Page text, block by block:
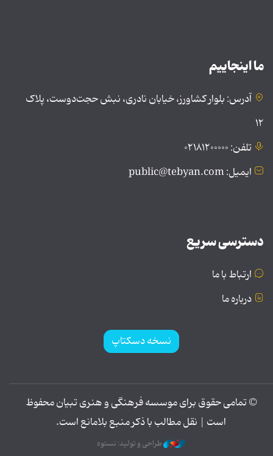
ما اینجاییم
آدرس: بلوار کشاورز، خیابان نادری، نبش حجت‌دوست، پلاک
۱۲
تلفن: ۰۲۱۸۱۲۰۰۰۰۰
ایمیل: public@tebyan.com
دسترسی سریع
ارتباط با ما
درباره ما
نسخه دسکتاپ
© تمامی حقوق برای موسسه فرهنگی و هنری تبیان محفوظ
است | نقل مطالب با ذکر منبع بلامانع است.
طراحی و تولید: نستوه